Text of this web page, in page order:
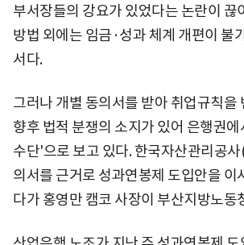
부서장들의 강요가 있었다는 논란이 끊
방법 외에는 임금·성과 체계 개편이 불
서다.
그러나 개별 동의서를 받아 취업규칙을
향후 법적 분쟁의 소지가 있어 은행권에
수단'으로 보고 있다. 한국자산관리공
의서를 근거로 성과연봉제 도입안을 이
다가 홍영만 캠코 사장이 부산지방노동